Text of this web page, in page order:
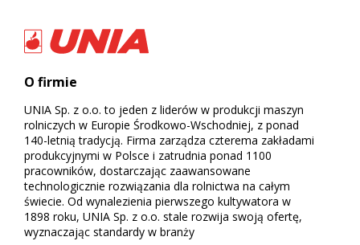
O firmie
UNIA Sp. z o.o. to jeden z liderów w produkcji maszyn
rolniczych w Europie Środkowo-Wschodniej, z ponad
140-letnią tradycją. Firma zarządza czterema zakładami
produkcyjnymi w Polsce i zatrudnia ponad 1100
pracowników, dostarczając zaawansowane
technologicznie rozwiązania dla rolnictwa na całym
świecie. Od wynalezienia pierwszego kultywatora w
1898 roku, UNIA Sp. z o.o. stale rozwija swoją ofertę,
wyznaczając standardy w branży